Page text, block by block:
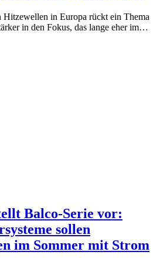
Hitzewellen in Europa rückt ein Thema
in den Fokus, das lange eher im…
Balco-Serie vor:
sollen
im Sommer mit Strom